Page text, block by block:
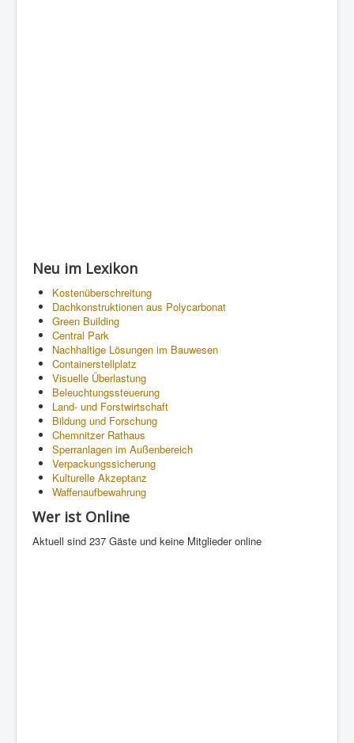
Neu im Lexikon
Kostenüberschreitung
Dachkonstruktionen aus Polycarbonat
Green Building
Central Park
Nachhaltige Lösungen im Bauwesen
Containerstellplatz
Visuelle Überlastung
Beleuchtungssteuerung
Land- und Forstwirtschaft
Bildung und Forschung
Chemnitzer Rathaus
Sperranlagen im Außenbereich
Verpackungssicherung
Kulturelle Akzeptanz
Waffenaufbewahrung
Wer ist Online
Aktuell sind 237 Gäste und keine Mitglieder online